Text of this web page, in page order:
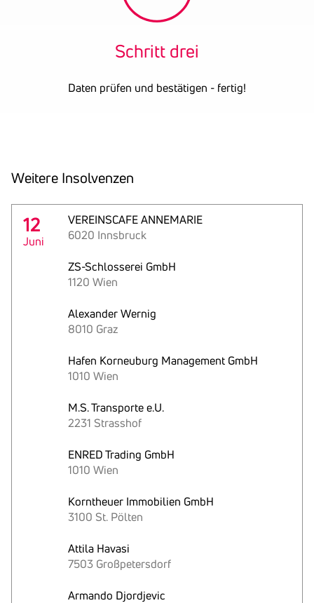
Schritt drei
Daten prüfen und bestätigen - fertig!
Weitere Insol­venzen
12
Juni
VEREINSCAFE ANNEMARIE
6020 Innsbruck
ZS-Schlosserei GmbH
1120 Wien
Alexander Wernig
8010 Graz
Hafen Korneuburg Management GmbH
1010 Wien
M.S. Transporte e.U.
2231 Strasshof
ENRED Trading GmbH
1010 Wien
Korntheuer Immobilien GmbH
3100 St. Pölten
Attila Havasi
7503 Großpetersdorf
Armando Djordjevic